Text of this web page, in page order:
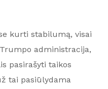
kurti stabilumą, visai
administracija,
pasirašyti taikos
tai pasiūlydama